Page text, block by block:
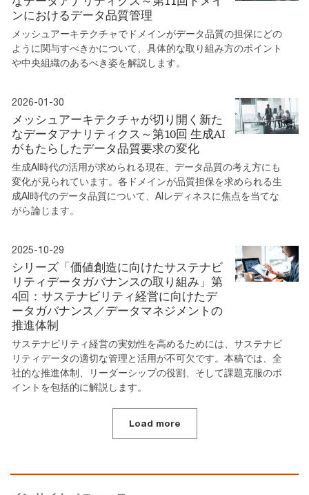
ンにおけるデータ品質管理
メッシュアーキテクチャでドメインがデータ品質の担保にどの
ように関与すべきかについて、具体的な取り組み方のポイント
や中央組織のあるべき姿を解説します。
2026-01-30
メッシュアーキテクチャが切り開く新た
なデータアナリティクス～第10回 生成AI
がもたらしたデータ品質要求の変化
生成AI時代の活用が求められる現在、データ品質の考え方にも
変化が見られています。各ドメインが品質担保を求められる生
成AI時代のデータ品質について、AIレディネスに焦点を当てな
がら論じます。
2025-10-29
シリーズ「価値創造に向けたサステナビ
リティデータガバナンスの取り組み」第
4回：サステナビリティ経営に向けたデ
ータガバナンス／データマネジメントの
推進体制
サステナビリティ経営の実効性を高めるためには、サステナビ
リティデータの適切な管理と活用が不可欠です。本稿では、全
社的な推進体制、リーダーシップの役割、そして課題克服のポ
イントを包括的に解説します。
Load more